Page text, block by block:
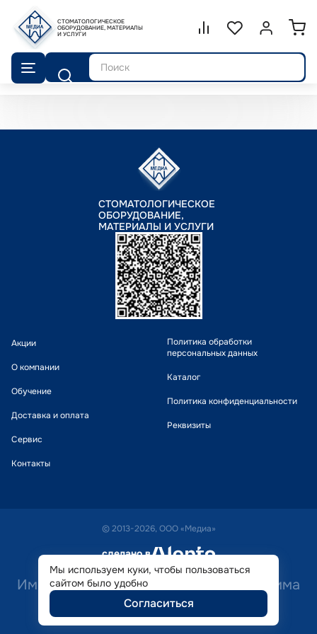
СТОМАТОЛОГИЧЕСКОЕ
ОБОРУДОВАНИЕ, МАТЕРИАЛЫ
И УСЛУГИ
Сравнение.
СписокВойти или
Поиск
СТОМАТОЛОГИЧЕСКОЕ
ОБОРУДОВАНИЕ,
МАТЕРИАЛЫ И УСЛУГИ
Акции
О компании
Обучение
Доставка и оплата
Сервис
Контакты
Политика обработки
персональных данных
Каталог
Политика конфиденциальности
Реквизиты
© 2013-2026, ООО «Медиа»
сделано в alente
Имеются противопоказания. Необходима
консультация специалиста.
Мы используем куки, чтобы пользоваться
сайтом было удобно
Согласиться